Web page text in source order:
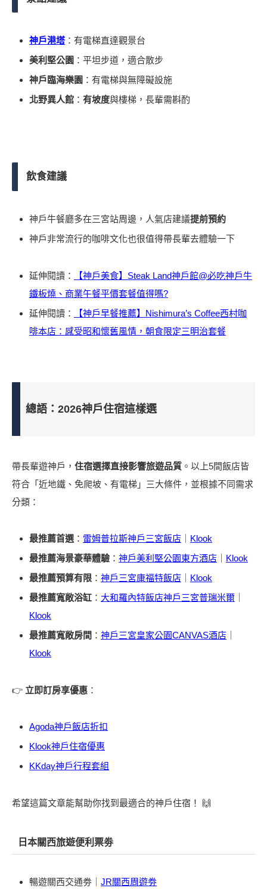
神戶港塔 ：有電梯直達觀景台
美利堅公園 ：平坦步道，適合散步
神戶臨海樂園 ：有電梯與無障礙設施
北野異人館 ： 有坡度與樓梯，長輩需斟酌
飲食建議
神戶牛餐廳多在三宮站周邊，人氣店建議提前預約
神戶非常流行的咖啡文化也很值得帶長輩去體驗一下
延伸閱讀：
【神戶美食】Steak Land神戶館@必吃神戶牛
鐵板燒、商業午餐平價套餐值得嗎?
延伸閱讀：
【神戶早餐推薦】Nishimura’s Coffee西村咖
啡本店：感受昭和懷舊風情，朝食限定三明治套餐
總語：2026神戶住宿這樣選
帶長輩遊神戶， 住宿選擇直接影響旅遊品質 。以上5間飯店皆
符合「近地鐵、免爬坡、有電梯」三大條件，並根據不同需求
分類：
最推薦首選 ： 雷姆普拉斯神戶三宮飯店
Klook
最推薦海景豪華體驗 ： 神戶美利堅公園東方酒店
Klook
最推薦預算有限 ： 神戶三宮康福特飯店
Klook
最推薦寬敞浴缸 ： 大和羅內特飯店神戶三宮普瑞米爾
Klook
最推薦寬敞房間 ： 神戶三宮皇家公園CANVAS酒店
Klook
👉 立即訂房享優惠 ：
Agoda神戶飯店折扣
Klook神戶住宿優惠
KKday神戶行程套組
希望這篇文章能幫助你找到最適合的神戶住宿！ 🙌
日本關西旅遊便利票劵
暢遊關西交通劵｜ JR關西周遊劵